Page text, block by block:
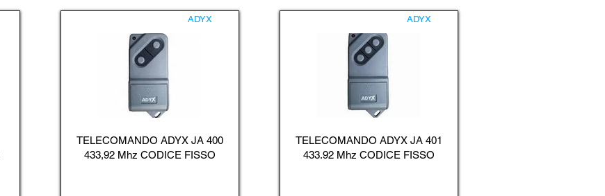
ADYX
TELECOMANDO ADYX JA 400
433,92 Mhz CODICE FISSO
ADYX
TELECOMANDO ADYX JA 401
433.92 Mhz CODICE FISSO